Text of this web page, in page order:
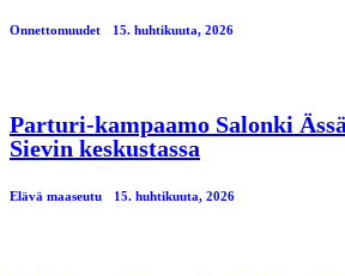
Onnettomuudet 15. huhtikuuta, 2026
Parturi-kampaamo Salonki
Sievin keskustassa
Elävä maaseutu 15. huhtikuuta, 2026